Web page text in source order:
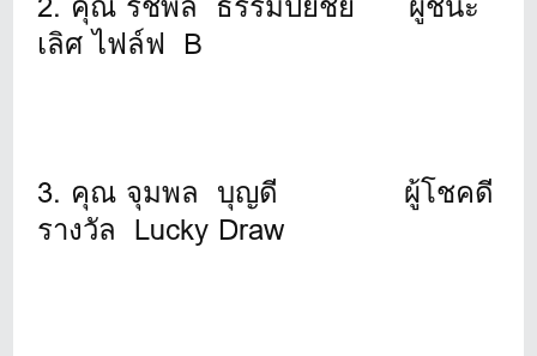
เลิศ ไฟล์ฟ B
3. คุณ จุมพล บุญดี ผู้โชคดี
รางวัล Lucky Draw